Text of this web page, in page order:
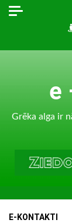
Skip
e
Grēka alga ir
E-KONTAKTI